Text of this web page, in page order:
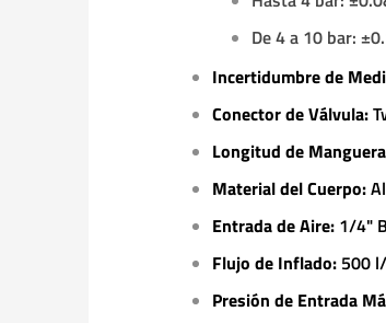
De 4 a 10 bar:
Incertidumbre de
Conector de Válvula:
Longitud de
Material del Cuerpo:
Entrada de Aire: 1/4"
Flujo de Inflado: 500
Presión de Entrada